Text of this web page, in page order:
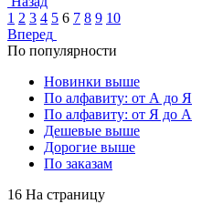
1 2 3 4 5 6 7 8 9 10
Вперед
По популярности
Новинки выше
По алфавиту: от А до Я
По алфавиту: от Я до А
Дешевые выше
Дорогие выше
По заказам
16 На страницу